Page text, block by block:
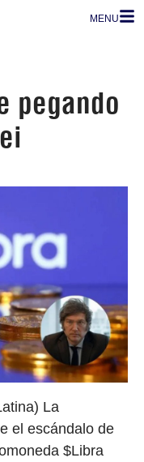
MENU
pegando
La
el escándalo de
$Libra